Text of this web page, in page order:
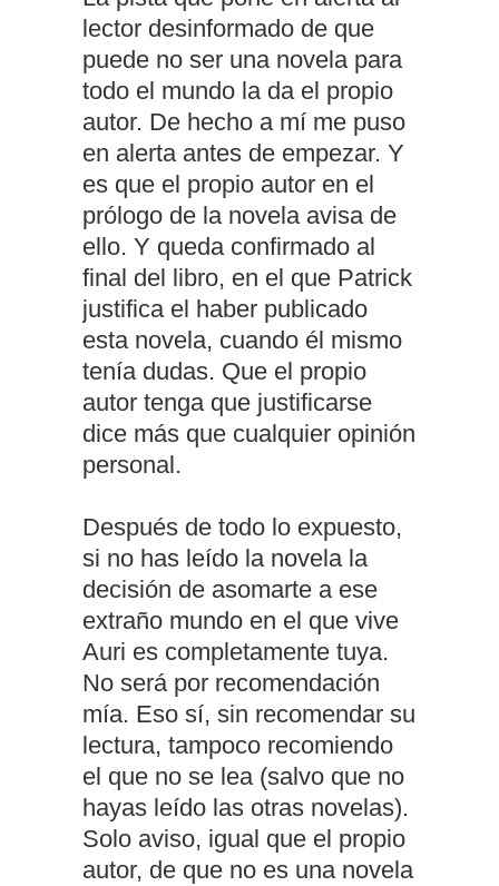
lector desinformado de que
puede no ser una novela para
todo el mundo la da el propio
autor. De hecho a mí me puso
en alerta antes de empezar. Y
es que el propio autor en el
prólogo de la novela avisa de
ello. Y queda confirmado al
final del libro, en el que Patrick
justifica el haber publicado
esta novela, cuando él mismo
tenía dudas. Que el propio
autor tenga que justificarse
dice más que cualquier opinión
personal.
Después de todo lo expuesto,
si no has leído la novela la
decisión de asomarte a ese
extraño mundo en el que vive
Auri es completamente tuya.
No será por recomendación
mía. Eso sí, sin recomendar su
lectura, tampoco recomiendo
el que no se lea (salvo que no
hayas leído las otras novelas).
Solo aviso, igual que el propio
autor, de que no es una novela